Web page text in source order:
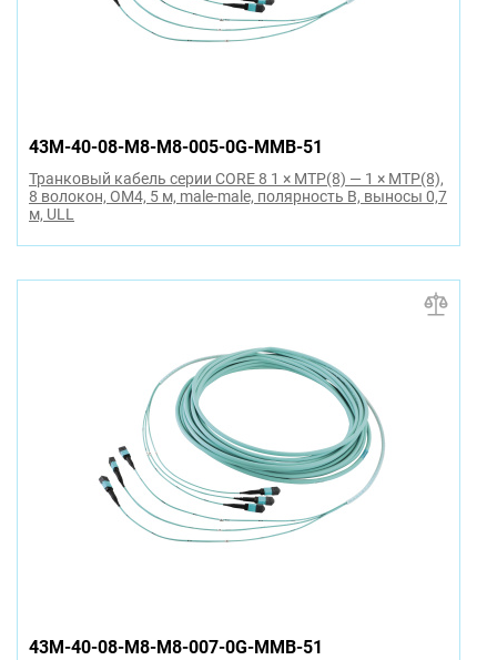
43M-40-08-M8-M8-005-0G-MMB-51
Транковый кабель серии CORE 8 1 × MTP(8) — 1 × MTP(8),
8 волокон, OM4, 5 м, male-male, полярность B, выносы 0,7
м, ULL
43M-40-08-M8-M8-007-0G-MMB-51